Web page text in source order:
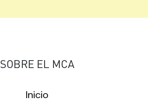
SOBRE EL MCA
Inicio